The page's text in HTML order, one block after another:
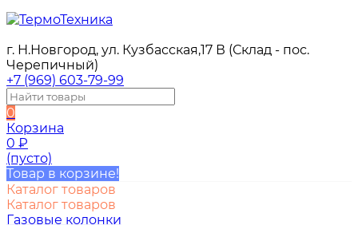
г. Н.Новгород, ул. Кузбасская,17 В (Склад - пос.
Черепичный)
+7 (969) 603-79-99
0
Корзина
0 ₽
(пусто)
Товар в корзине!
Каталог товаров
Каталог товаров
Газовые колонки